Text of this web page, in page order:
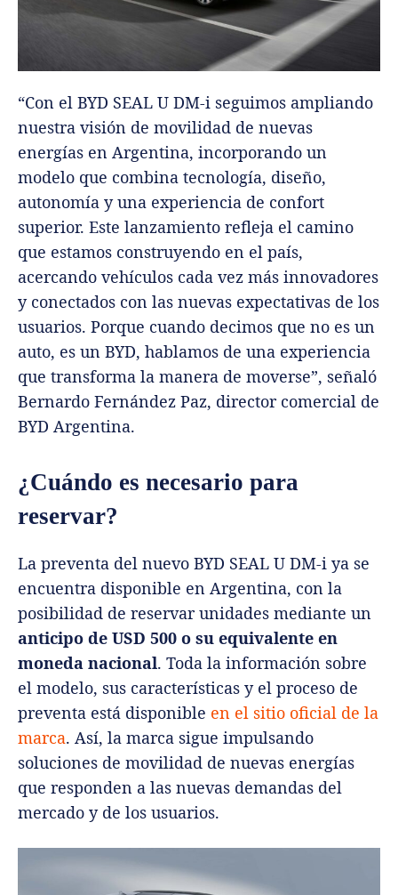
“Con el BYD SEAL U DM-i seguimos ampliando
nuestra visión de movilidad de nuevas
energías en Argentina, incorporando un
modelo que combina tecnología, diseño,
autonomía y una experiencia de confort
superior. Este lanzamiento refleja el camino
que estamos construyendo en el país,
acercando vehículos cada vez más innovadores
y conectados con las nuevas expectativas de los
usuarios. Porque cuando decimos que no es un
auto, es un BYD, hablamos de una experiencia
que transforma la manera de moverse”, señaló
Bernardo Fernández Paz, director comercial de
BYD Argentina.
¿Cuándo es necesario para
reservar?
La preventa del nuevo BYD SEAL U DM-i ya se
encuentra disponible en Argentina, con la
posibilidad de reservar unidades mediante un
anticipo de USD 500 o su equivalente en
moneda nacional. Toda la información sobre
el modelo, sus características y el proceso de
preventa está disponible en el sitio oficial de la
marca. Así, la marca sigue impulsando
soluciones de movilidad de nuevas energías
que responden a las nuevas demandas del
mercado y de los usuarios.